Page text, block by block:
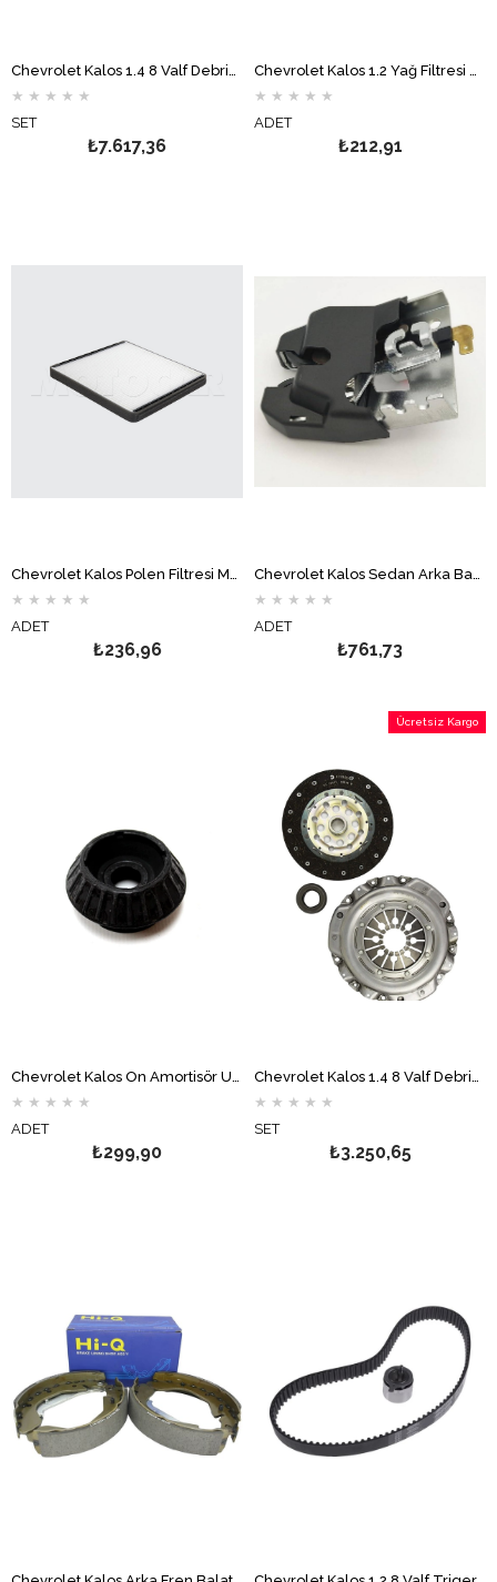
Chevrolet Kalos 1.4 8 Valf Debriyaj Seti VALEO
★ ★ ★ ★ ★
SET
₺7.617,36
Chevrolet Kalos 1.2 Yağ Filtresi BOSCH
★ ★ ★ ★ ★
ADET
₺212,91
★ ★ ★ ★ ★
ADET
₺236,96
★ ★ ★ ★ ★
ADET
₺761,73
Chevrolet Kalos Ön Amortisör Üst Takozu
★ ★ ★ ★ ★
ADET
₺299,90
Chevrolet Kalos 1.4 8 Valf Debriyaj Seti MAPA
★ ★ ★ ★ ★
SET
₺3.250,65
Ücretsiz Kargo